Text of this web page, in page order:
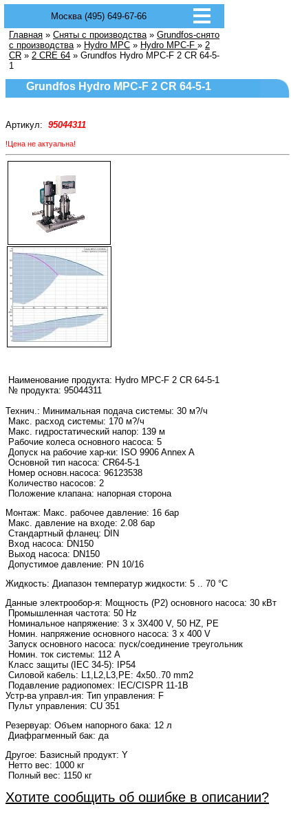
Москва (495) 649-67-66
Главная » Сняты с производства» Grundfos-снято
с производства» Hydro MPC » Hydro MPC-F » 2
CR » 2 CRE 64 » Grundfos Hydro MPC-F 2 CR 64-5-
1
Grundfos Hydro MPC-F 2 CR 64-5-1
Артикул: 95044311
!Цена не актуальна!
Наименование продукта: Hydro MPC-F 2 CR 64-5-1
№ продукта: 95044311
Технич.: Минимальная подача системы: 30 м?/ч
Макс. расход системы: 170 м?/ч
Макс. гидростатический напор: 139 м
Рабочие колеса основного насоса: 5
Допуск на рабочие хар-ки: ISO 9906 Annex A
Основной тип насоса: CR64-5-1
Номер основн.насоса: 96123538
Количество насосов: 2
Положение клапана: напорная сторона
Монтаж: Макс. рабочее давление: 16 бар
Макс. давление на входе: 2.08 бар
Стандартный фланец: DIN
Вход насоса: DN150
Выход насоса: DN150
Допустимое давление: PN 10/16
Жидкость: Диапазон температур жидкости: 5 .. 70 °C
Данные электрообор-я: Мощность (Р2) основного насоса: 30 кВт
Промышленная частота: 50 Hz
Номинальное напряжение: 3 x 3X400 V, 50 HZ, PE
Номин. напряжение основного насоса: 3 x 400 V
Запуск основного насоса: пуск/соединение треугольник
Номин. ток системы: 112 A
Класс защиты (IEC 34-5): IP54
Силовой кабель: L1,L2,L3,PE: 4x50..70 mm2
Подавление радиопомех: IEC/CISPR 11-1B
Устр-ва управл-ия: Тип управления: F
Пульт управления: CU 351
Резервуар: Объем напорного бака: 12 л
Диафрагменный бак: да
Другое: Базисный продукт: Y
Нетто вес: 1000 кг
Полный вес: 1150 кг
Хотите сообщить об ошибке в описании?